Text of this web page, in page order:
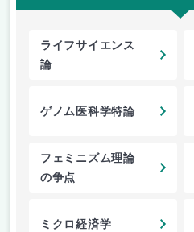
ライフサイエンス
論
ゲノム医科学特論
フェミニズム理論
の争点
ミクロ経済学